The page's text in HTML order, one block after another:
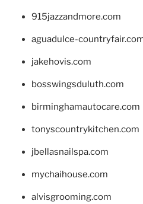
915jazzandmore.com
aguadulce-
jakehovis.com
bosswingsduluth.com
birminghamautocare.com
tonyscountrykitchen.com
jbellasnailspa.com
mychaihouse.com
alvisgrooming.com